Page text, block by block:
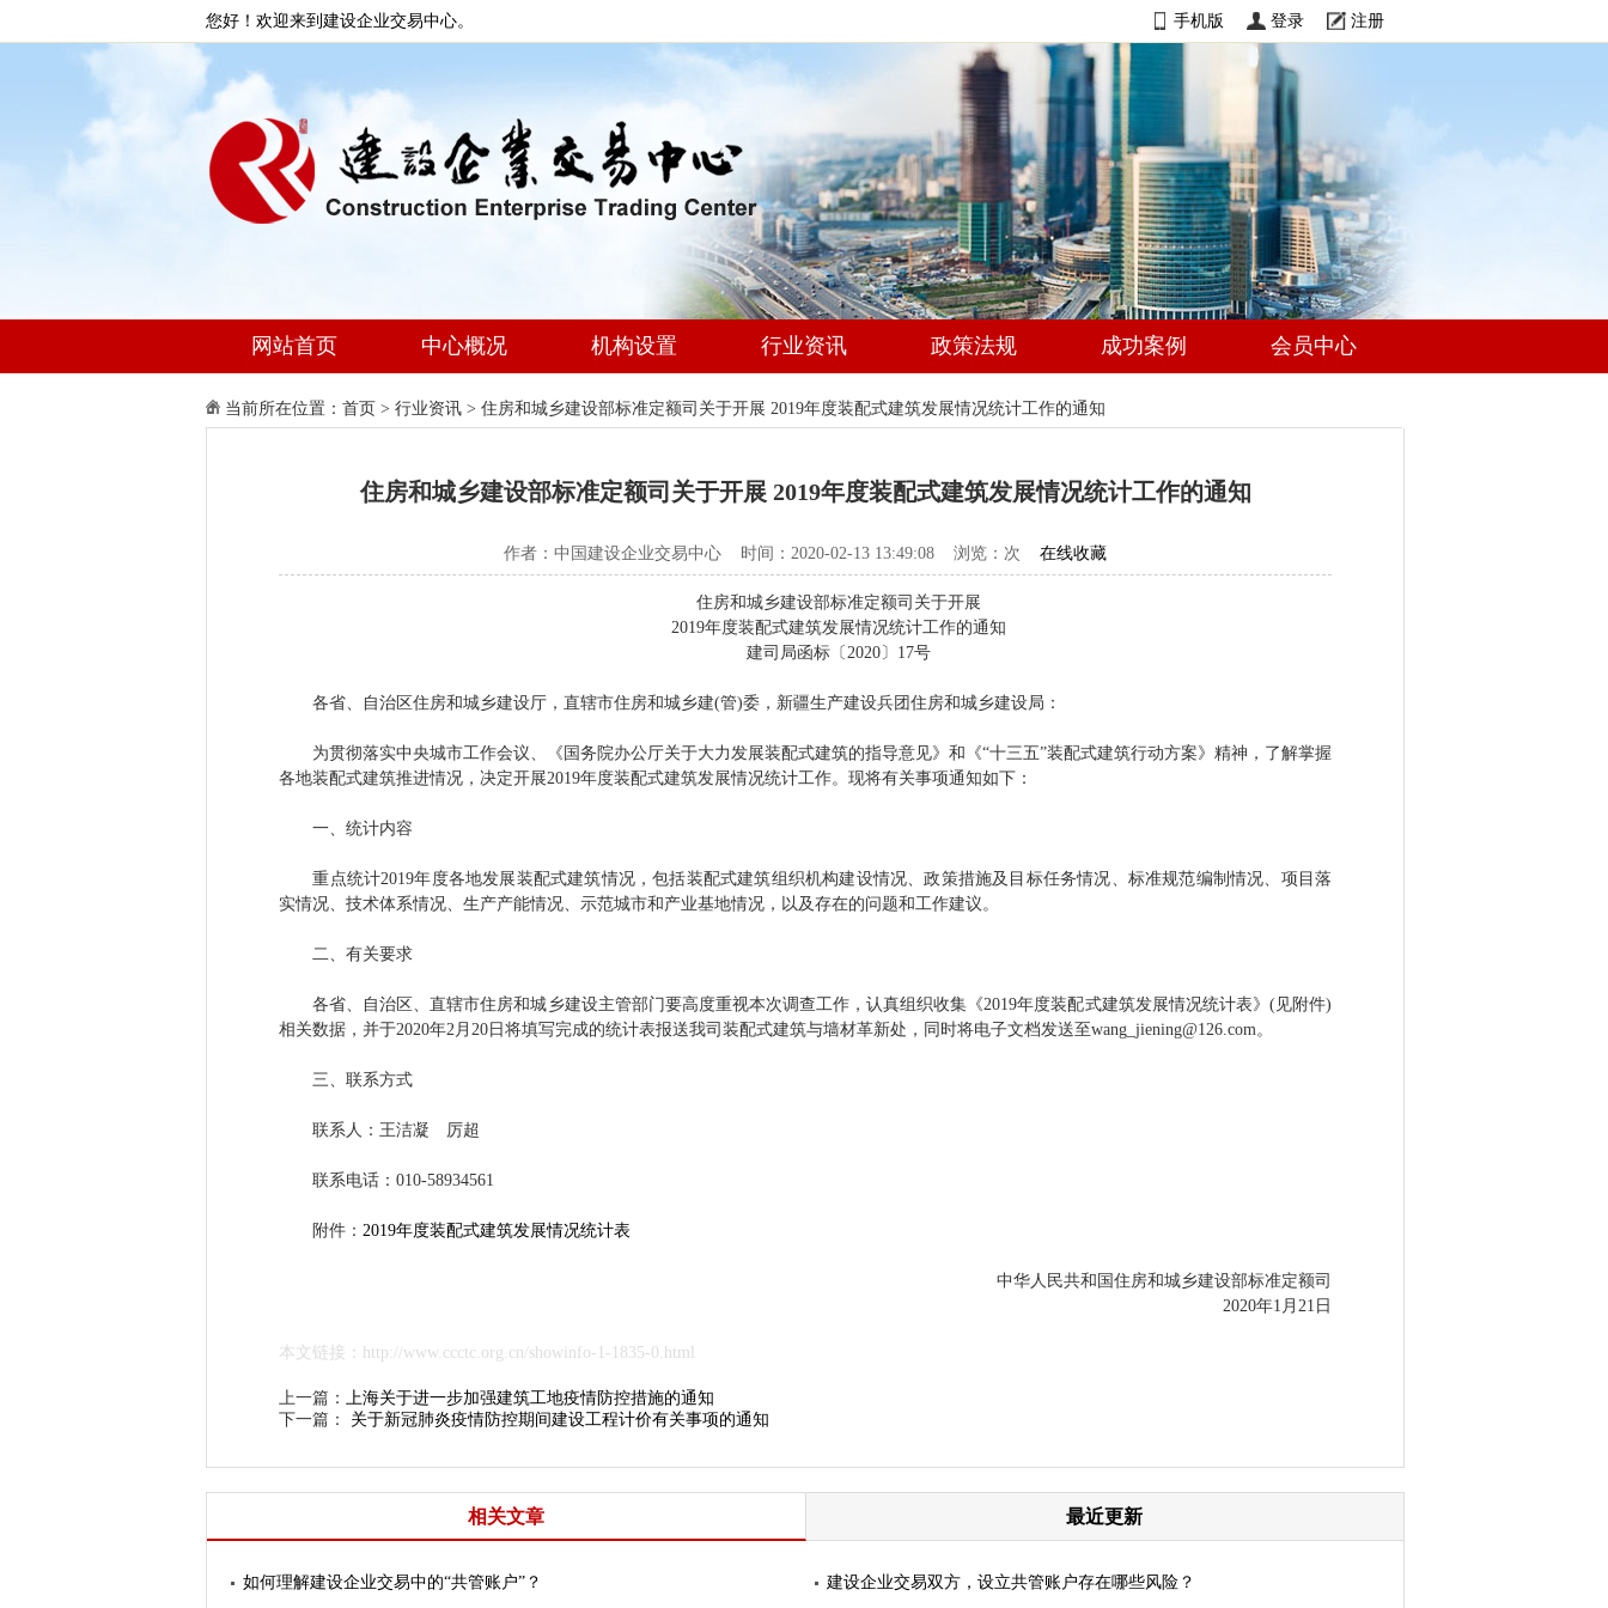
您好！欢迎来到建设企业交易中心。 手机版 登录 注册
网站首页 中心概况 机构设置 行业资讯 政策法规 成功案例 会员中心
当前所在位置： 首页 > 行业资讯 > 住房和城乡建设部标准定额司关于开展 2019年度装配式建筑发展情况统计工作的通知
住房和城乡建设部标准定额司关于开展 2019年度装配式建筑发展情况统计工作的通知
作者：中国建设企业交易中心 时间：2020-02-13 13:49:08 浏览： 次 在线收藏
住房和城乡建设部标准定额司关于开展
2019年度装配式建筑发展情况统计工作的通知
建司局函标〔2020〕17号
各省、自治区住房和城乡建设厅，直辖市住房和城乡建(管)委，新疆生产建设兵团住房和城乡建设局：
为贯彻落实中央城市工作会议、《国务院办公厅关于大力发展装配式建筑的指导意见》和《“十三五”装配式建筑行动方案》精神，了解掌握
各地装配式建筑推进情况，决定开展2019年度装配式建筑发展情况统计工作。现将有关事项通知如下：
一、统计内容
重点统计2019年度各地发展装配式建筑情况，包括装配式建筑组织机构建设情况、政策措施及目标任务情况、标准规范编制情况、项目落
实情况、技术体系情况、生产产能情况、示范城市和产业基地情况，以及存在的问题和工作建议。
二、有关要求
各省、自治区、直辖市住房和城乡建设主管部门要高度重视本次调查工作，认真组织收集《2019年度装配式建筑发展情况统计表》(见附件)
相关数据，并于2020年2月20日将填写完成的统计表报送我司装配式建筑与墙材革新处，同时将电子文档发送至wang_jiening@126.com。
三、联系方式
联系人：王洁凝 厉超
联系电话：010-58934561
附件： 2019年度装配式建筑发展情况统计表
中华人民共和国住房和城乡建设部标准定额司
2020年1月21日
本文链接：http://www.ccctc.org.cn/showinfo-1-1835-0.html
上一篇： 上海关于进一步加强建筑工地疫情防控措施的通知
下一篇： 关于新冠肺炎疫情防控期间建设工程计价有关事项的通知
相关文章 最近更新
如何理解建设企业交易中的“共管账户”？ 建设企业交易双方，设立共管账户存在哪些风险？